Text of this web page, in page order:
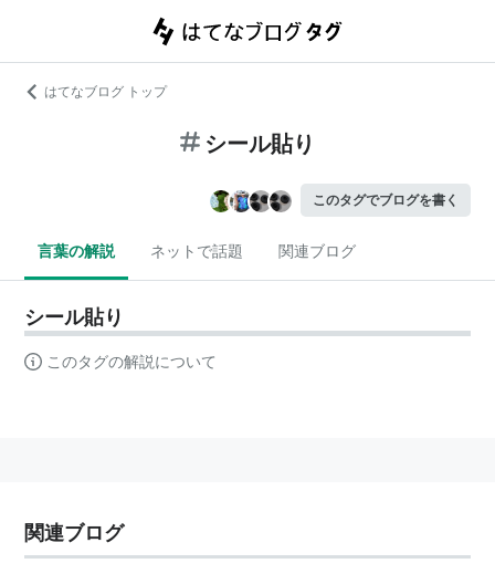
はてなブログ トップ
シール貼り
このタグでブログを書く
言葉の解説 ネットで話題 関連ブログ
シール貼り
このタグの解説について
関連ブログ